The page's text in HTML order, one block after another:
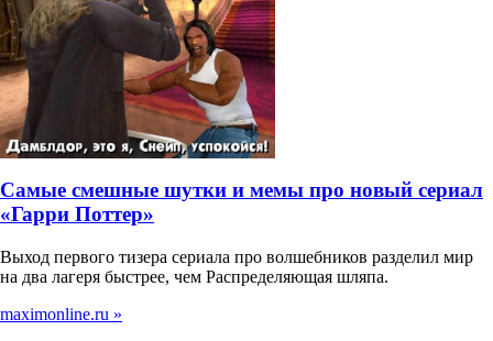
Самые смешные шутки и мемы про новый сериал
«Гарри Поттер»
Выход первого тизера сериала про волшебников разделил мир
на два лагеря быстрее, чем Распределяющая шляпа.
maximonline.ru »